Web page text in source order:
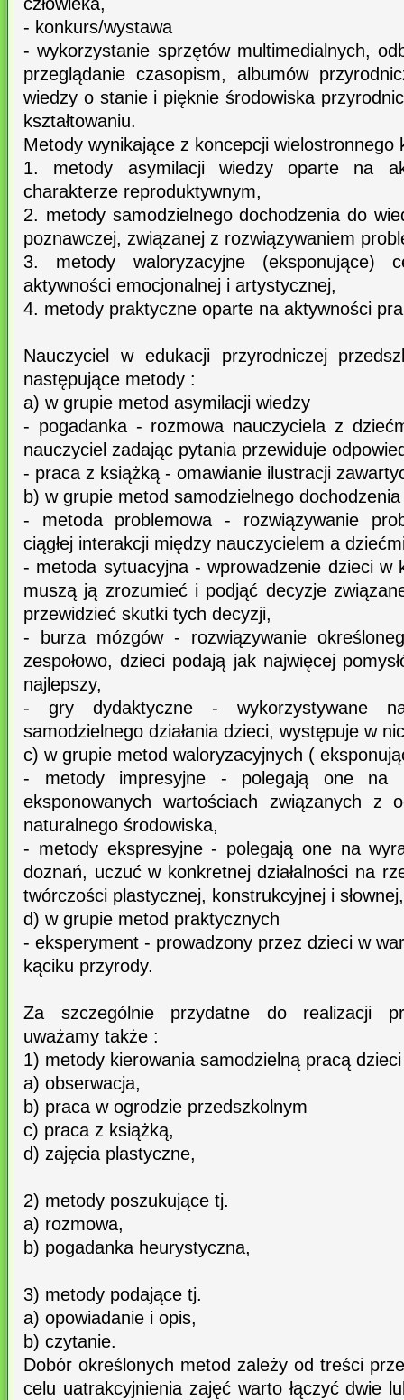
- konkurs/wystawa
- wykorzystanie sprzętów multimedialnych,
przeglądanie czasopism, albumów
wiedzy o stanie i pięknie środowiska
kształtowaniu.
Metody wynikające z koncepcji wielostronnego
1. metody asymilacji wiedzy oparte na
charakterze reproduktywnym,
2. metody samodzielnego dochodzenia do
poznawczej, związanej z rozwiązywaniem
3. metody waloryzacyjne (eksponujące)
aktywności emocjonalnej i artystycznej,
4. metody praktyczne oparte na aktywności
Nauczyciel w edukacji przyrodniczej
następujące metody :
a) w grupie metod asymilacji wiedzy
- pogadanka - rozmowa nauczyciela z
nauczyciel zadając pytania przewiduje
- praca z książką - omawianie ilustracji
b) w grupie metod samodzielnego
- metoda problemowa - rozwiązywanie
ciągłej interakcji między nauczycielem a
- metoda sytuacyjna - wprowadzenie dzieci w
muszą ją zrozumieć i podjąć decyzje
przewidzieć skutki tych decyzji,
- burza mózgów - rozwiązywanie
zespołowo, dzieci podają jak najwięcej
najlepszy,
- gry dydaktyczne - wykorzystywane
samodzielnego działania dzieci, występuje w
c) w grupie metod waloryzacyjnych (
- metody impresyjne - polegają one na
eksponowanych wartościach związanych z
naturalnego środowiska,
- metody ekspresyjne - polegają one na
doznań, uczuć w konkretnej działalności na
twórczości plastycznej, konstrukcyjnej i słownej,
d) w grupie metod praktycznych
- eksperyment - prowadzony przez dzieci w
kąciku przyrody.
Za szczególnie przydatne do realizacji
uważamy także :
1) metody kierowania samodzielną pracą
a) obserwacja,
b) praca w ogrodzie przedszkolnym
c) praca z książką,
d) zajęcia plastyczne,
2) metody poszukujące tj.
a) rozmowa,
b) pogadanka heurystyczna,
3) metody podające tj.
a) opowiadanie i opis,
b) czytanie.
Dobór określonych metod zależy od treści
celu uatrakcyjnienia zajęć warto łączyć dwie